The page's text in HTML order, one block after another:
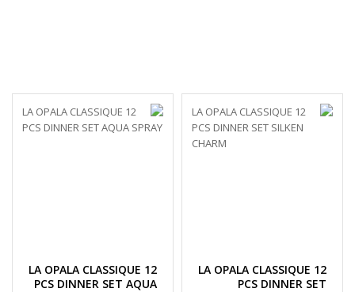
LA OPALA CLASSIQUE 12
PCS DINNER SET
LA OPALA CLASSIQUE 12
PCS DINNER SET AQUA